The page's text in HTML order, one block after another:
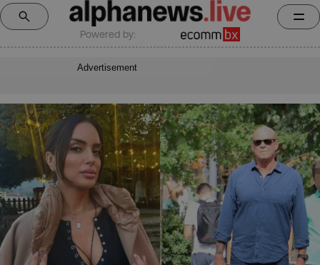
Powered by:
Advertisement